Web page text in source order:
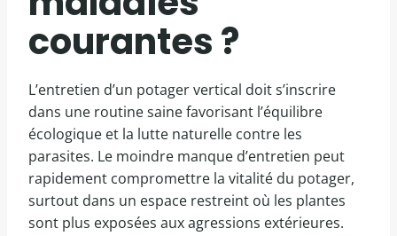
courantes ?
L’entretien d’un potager vertical doit s’inscrire
dans une routine saine favorisant l’équilibre
écologique et la lutte naturelle contre les
parasites. Le moindre manque d’entretien peut
rapidement compromettre la vitalité du potager,
surtout dans un espace restreint où les plantes
sont plus exposées aux agressions extérieures.